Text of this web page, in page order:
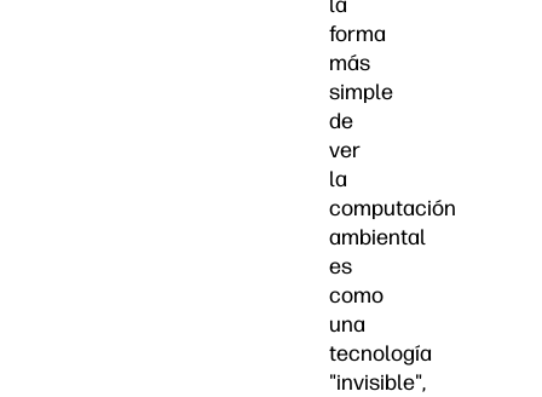
forma
más
simple
de
ver
la
computación
ambiental
es
como
una
tecnología
"invisible",